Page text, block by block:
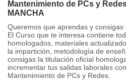
Mantenimiento de PCs y
MANCHA
Queremos que aprendas y consigas
El Curso que te interesa contiene
homologados, materiales
la impartición, metodología de
consigas la titulación oficial
incrementar tus salidas laborales
Mantenimiento de PCs y Redes.